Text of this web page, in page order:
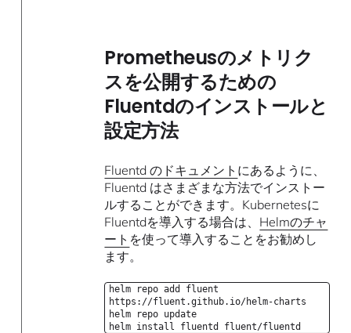
Prometheusのメトリク
スを公開するための
Fluentdのインストールと
設定方法
Fluentd のドキュメント にあるように、
Fluentd はさまざまな方法でインストー
ルすることができます。Kubernetesに
Fluentdを導入する場合は、 Helmのチャ
ート を使って導入することをお勧めし
ます。
helm repo add fluent
https://fluent.github.io/helm-charts
helm repo update
helm install fluentd fluent/fluentd